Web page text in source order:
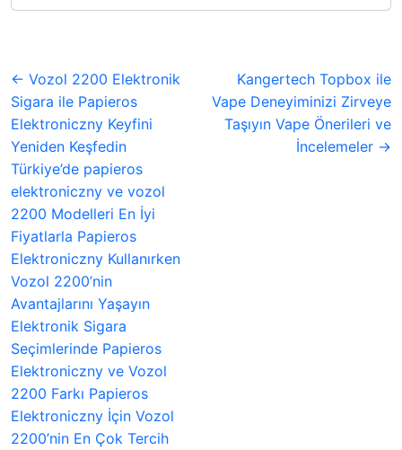
← Vozol 2200 Elektronik
Sigara ile Papieros
Elektroniczny Keyfini
Yeniden Keşfedin
Türkiye’de papieros
elektroniczny ve vozol
2200 Modelleri En İyi
Fiyatlarla Papieros
Elektroniczny Kullanırken
Vozol 2200’nin
Avantajlarını Yaşayın
Elektronik Sigara
Seçimlerinde Papieros
Elektroniczny ve Vozol
2200 Farkı Papieros
Elektroniczny İçin Vozol
2200’nin En Çok Tercih
Kangertech Topbox ile
Vape Deneyiminizi Zirveye
Taşıyın Vape Önerileri ve
İncelemeler →